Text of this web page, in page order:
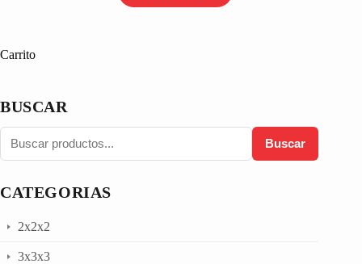
Carrito
BUSCAR
Buscar
CATEGORIAS
2x2x2
3x3x3